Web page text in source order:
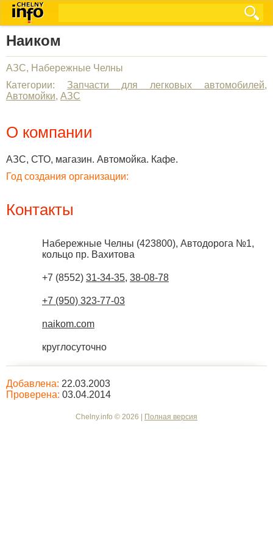
Наиком
АЗС, Набережные Челны
Категории: Запчасти для легковых автомобилей,
Автомойки, АЗС
О компании
АЗС, СТО, магазин. Автомойка. Кафе.
Год создания организации:
Контакты
Набережные Челны (423800), Автодорога №1,
кольцо пр. Вахитова
+7 (8552) 31-34-35, 38-08-78
+7 (950) 323-77-03
naikom.com
круглосуточно
Добавлена: 22.03.2003
Проверена: 03.04.2014
Chelny.info © 2026 | Полная версия